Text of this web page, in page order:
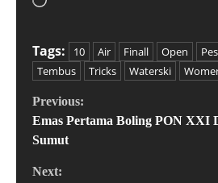
Tags: 10 Air Finall Open
Tembus
Tricks Waterski
Previous:
Emas Pertama Boling PON XXI
Sumut
Next: